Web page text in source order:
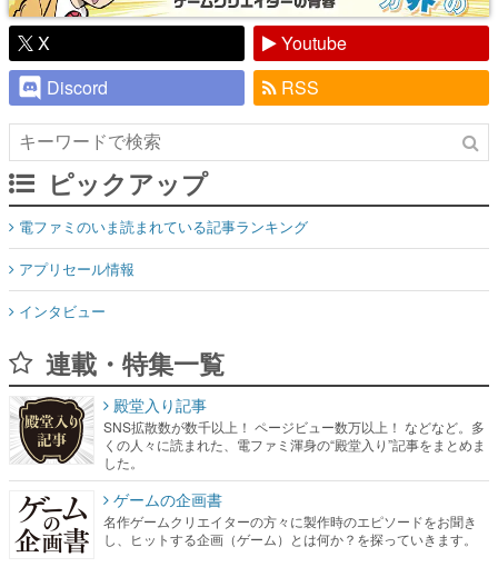
X
Youtube
Discord
RSS
ピックアップ
電ファミのいま読まれている記事ランキング
アプリセール情報
インタビュー
連載・特集一覧
殿堂入り記事
SNS拡散数が数千以上！ ページビュー数万以上！ などなど。多
くの人々に読まれた、電ファミ渾身の“殿堂入り”記事をまとめま
した。
ゲームの企画書
名作ゲームクリエイターの方々に製作時のエピソードをお聞き
し、ヒットする企画（ゲーム）とは何か？を探っていきます。